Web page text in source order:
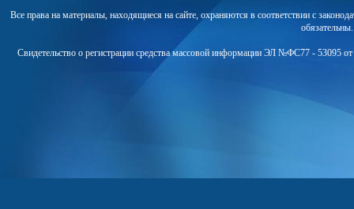
Все права на материалы, находящиеся на сайте, охраняются в соответствии с
Свидетельство о регистрации средства массовой информации ЭЛ №ФС77 - 53095